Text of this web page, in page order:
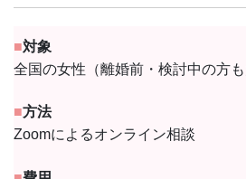
■対象
全国の女性（離婚前・検討中の方も
■方法
Zoomによるオンライン相談